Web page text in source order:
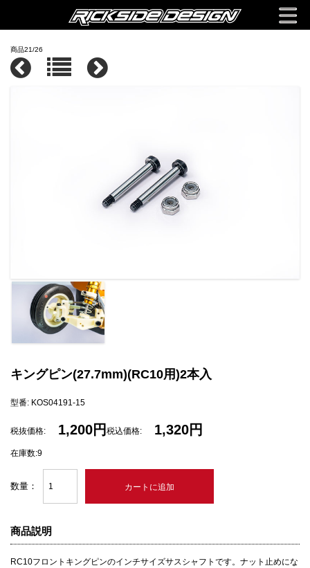
商品21/26
キングピン(27.7mm)(RC10用)2本入
型番: KOS04191-15
税抜価格: 1,200円 税込価格: 1,320円
在庫数:9
数量：
商品説明
RC10フロントキングピンのインチサイズサスシャフトです。ナット止めにな